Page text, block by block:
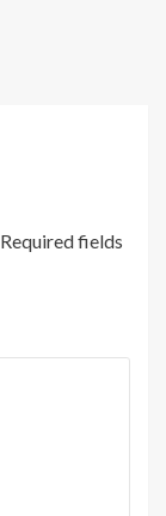
Required fields